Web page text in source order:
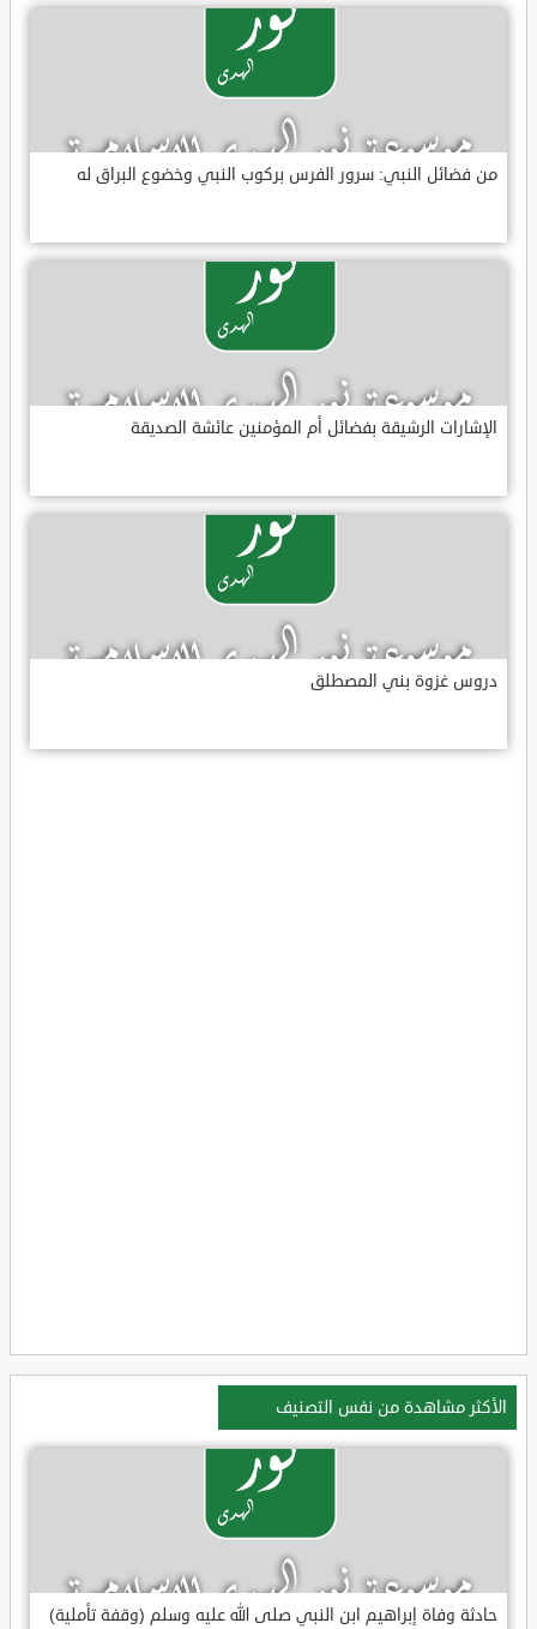
من فضائل النبي: سرور الفرس بركوب النبي وخضوع البراق له
الإشارات الرشيقة بفضائل أم المؤمنين عائشة الصديقة
دروس غزوة بني المصطلق
الأكثر مشاهدة من نفس التصنيف
حادثة وفاة إبراهيم ابن النبي صلى الله عليه وسلم (وقفة تأملية)